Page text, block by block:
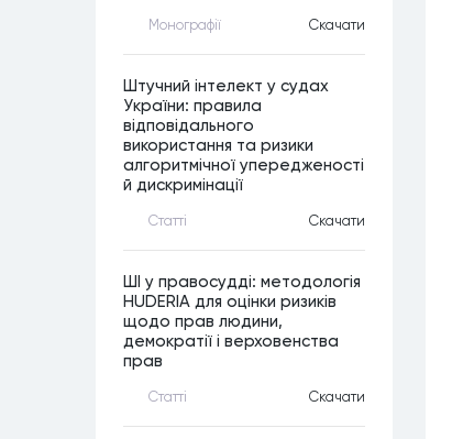
Монографiї Скачати
Штучний інтелект у судах
України: правила
відповідального
використання та ризики
алгоритмічної упередженості
й дискримінації
Статтi Скачати
ШІ у правосудді: методологія
HUDERIA для оцінки ризиків
щодо прав людини,
демократії і верховенства
прав
Статтi Скачати